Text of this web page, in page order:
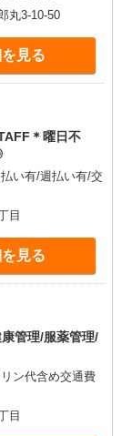
丸3-10-50
見る
＊曜日不
い有/週払い有/交
目
見る
管理/服薬管理/
ン代含め交通費
目